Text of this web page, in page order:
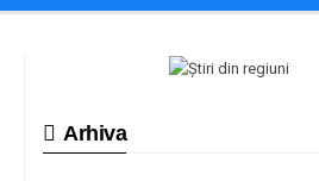
Arhiva